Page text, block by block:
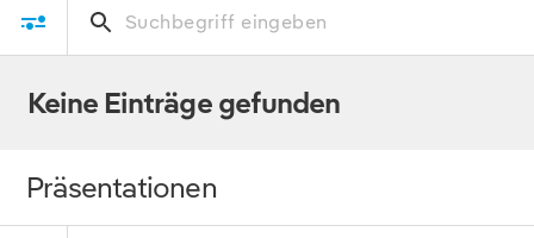
Keine Einträge gefunden
Präsentationen